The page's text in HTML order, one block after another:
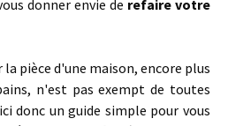
donner envie de refaire votre
pièce d'une maison, encore plus
n'est pas exempt de toutes
donc un guide simple pour vous